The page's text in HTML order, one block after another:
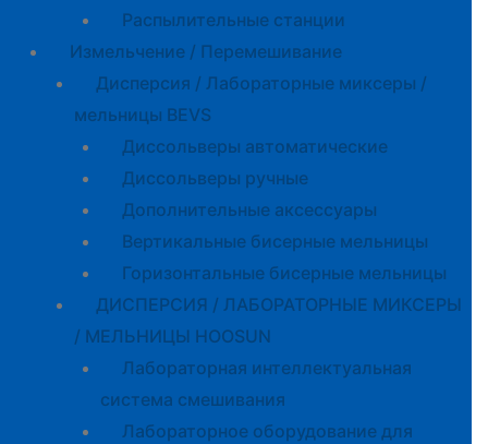
Распылительные станции
Измельчение / Перемешивание
Дисперсия / Лабораторные миксеры /
мельницы BEVS
Диссольверы автоматические
Диссольверы ручные
Дополнительные аксессуары
Вертикальные бисерные мельницы
Горизонтальные бисерные мельницы
ДИСПЕРСИЯ / ЛАБОРАТОРНЫЕ МИКСЕРЫ
/ МЕЛЬНИЦЫ HOOSUN
Лабораторная интеллектуальная
система смешивания
Лабораторное оборудование для